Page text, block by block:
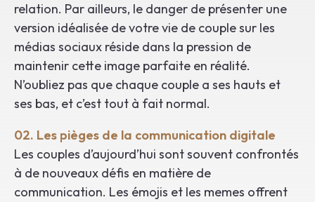
relation. Par ailleurs, le danger de présenter une
version idéalisée de votre vie de couple sur les
médias sociaux réside dans la pression de
maintenir cette image parfaite en réalité.
N’oubliez pas que chaque couple a ses hauts et
ses bas, et c’est tout à fait normal.
02. Les pièges de la communication digitale
Les couples d’aujourd’hui sont souvent confrontés
à de nouveaux défis en matière de
communication. Les émojis et les memes offrent